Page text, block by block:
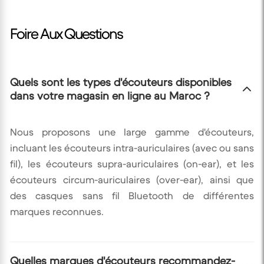
Foire Aux Questions
Quels sont les types d'écouteurs disponibles
dans votre magasin en ligne au Maroc ?
Nous proposons une large gamme d'écouteurs,
incluant les écouteurs intra-auriculaires (avec ou sans
fil), les écouteurs supra-auriculaires (on-ear), et les
écouteurs circum-auriculaires (over-ear), ainsi que
des casques sans fil Bluetooth de différentes
marques reconnues.
Quelles marques d'écouteurs recommandez-